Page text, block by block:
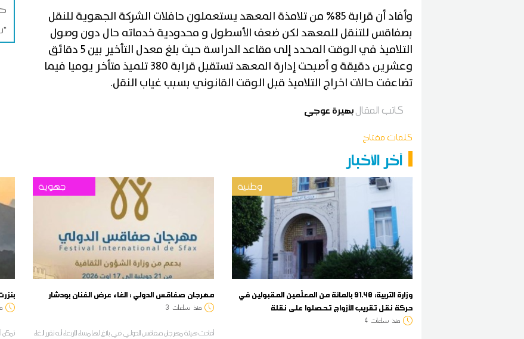
شمس"
وأفاد أن قرابة 85% من تلامذة المعهد يستعملون حافلات الشركة الجهوية للنقل
بصفاقس للتنقل للمعهد لكن ضعف الأسطول و محدودية خدماته حال دون وصول
التلاميذ في الوقت المحدد إلى مقاعد الدراسة حيث بلغ معدل التأخير بين 5 دقائق
وعشرين دقيقة و أصبحت إدارة المعهد تستقبل قرابة 380 تلميذ متأخر يوميا فيما
تضاعفت حالات اخراج التلاميذ قبل الوقت القانوني بسبب غياب النقل.
كاتب المقالبهيرة عوجي
كلمات مفتاح
آخر الأخبار
تمكن
جهوية
مهرجان صفاقس الدولي : الغاء عرض الفنان بودشار
منذ ساعات 3
أفادت هيئة مهرجان صفاقس الدولي في بلاغ لها مساء الأربعاء أنه تقرر الغاء
وطنية
وزارة التربية: 91.40 بالمائة من المعلّمين المقبولين في
حركة نقل تقريب الأزواج تحصلوا على نقلة
منذ ساعات 4